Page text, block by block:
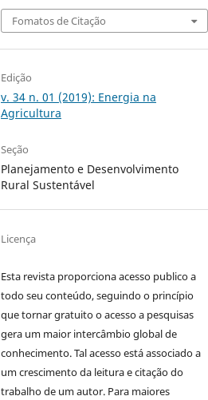
Fomatos de Citação
Edição
v. 34 n. 01 (2019): Energia na
Agricultura
Seção
Planejamento e Desenvolvimento
Rural Sustentável
Licença
Esta revista proporciona acesso publico a
todo seu conteúdo, seguindo o princípio
que tornar gratuito o acesso a pesquisas
gera um maior intercâmbio global de
conhecimento. Tal acesso está associado a
um crescimento da leitura e citação do
trabalho de um autor. Para maiores